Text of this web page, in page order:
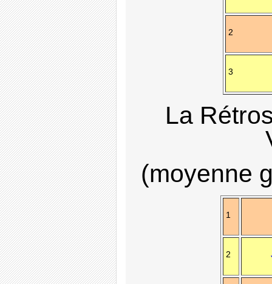
2
3
La
(moyenne
1
2